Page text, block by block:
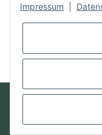
Impressum